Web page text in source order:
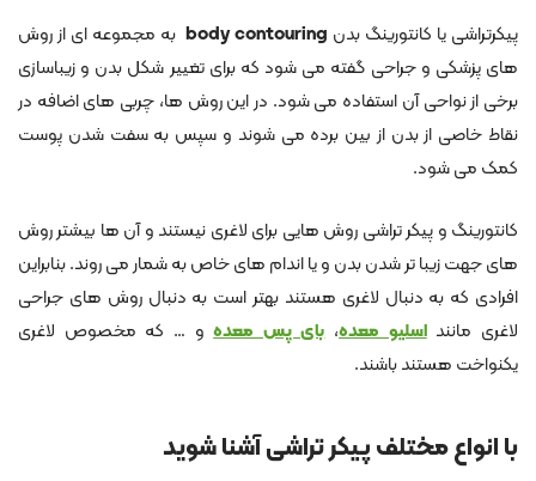
پیکرتراشی یا کانتورینگ بدن body contouring به مجموعه ای از روش
های پزشکی و جراحی گفته می شود که برای تغییر شکل بدن و زیباسازی
برخی از نواحی آن استفاده می شود. در این روش ها، چربی های اضافه در
نقاط خاصی از بدن از بین برده می شوند و سپس به سفت شدن پوست
کمک می شود.
کانتورینگ و پیکر تراشی روش هایی برای لاغری نیستند و آن ها بیشتر روش
های جهت زیبا تر شدن بدن و یا اندام های خاص به شمار می روند. بنابراین
افرادی که به دنبال لاغری هستند بهتر است به دنبال روش های جراحی
لاغری ماننداسلیو معده،بای پس معدهو … که مخصوص لاغری
یکنواخت هستند باشند.
با انواع مختلف پیکر تراشی آشنا شوید